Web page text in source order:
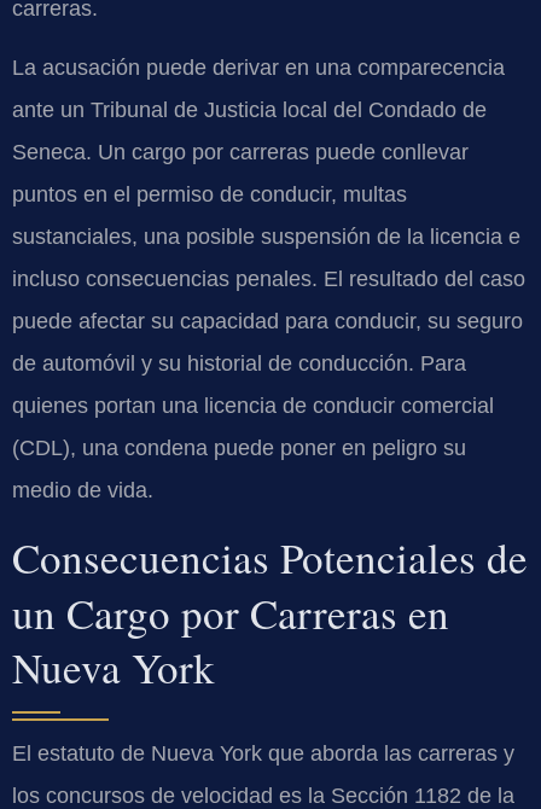
carreras.
La acusación puede derivar en una comparecencia
ante un Tribunal de Justicia local del Condado de
Seneca. Un cargo por carreras puede conllevar
puntos en el permiso de conducir, multas
sustanciales, una posible suspensión de la licencia e
incluso consecuencias penales. El resultado del caso
puede afectar su capacidad para conducir, su seguro
de automóvil y su historial de conducción. Para
quienes portan una licencia de conducir comercial
(CDL), una condena puede poner en peligro su
medio de vida.
Consecuencias Potenciales de
un Cargo por Carreras en
Nueva York
El estatuto de Nueva York que aborda las carreras y
los concursos de velocidad es la Sección 1182 de la